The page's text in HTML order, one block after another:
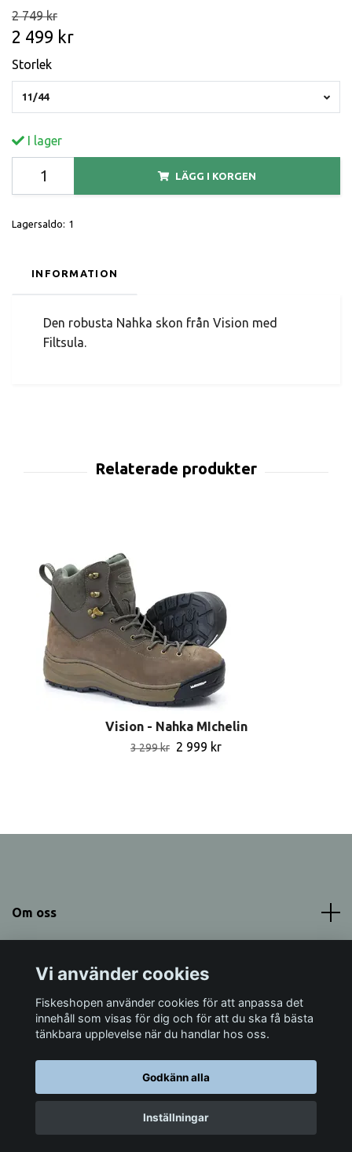
2 749 kr
2 499 kr
Storlek
11/44
I lager
LÄGG I KORGEN
Lagersaldo: 1
INFORMATION
Den robusta Nahka skon från Vision med
Filtsula.
Vision - Nahka MIchelin
3 299 kr 2 999 kr
Om oss
Sociala medier
© 2026 Fiskeshopen Mörrum
Vi använder cookies
Fiskeshopen använder cookies för att anpassa det
innehåll som visas för dig och för att du ska få bästa
tänkbara upplevelse när du handlar hos oss.
Godkänn alla
Inställningar